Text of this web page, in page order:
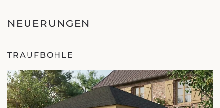
NEUERUNGEN
TRAUFBOHLE